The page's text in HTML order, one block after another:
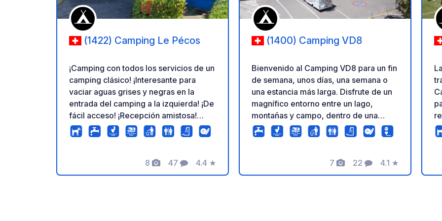
(1422) Camping Le Pécos
¡Camping con todos los servicios de un
camping clásico! ¡Interesante para
vaciar aguas grises y negras en la
entrada del camping a la izquierda! ¡De
fácil acceso! ¡Recepción amistosa!
¡Para simplemente drenar el agua,
debe hacerlo durante el horario de
¡Sin obligación de quedarse y máximo 1
hora!
8
Fotos
47
Comentarios
4.4
Calificación
★
(1400) Camping VD8
Bienvenido al Camping VD8 para un fin
de semana, unos días, una semana o
una estancia más larga. Disfrute de un
magnífico entorno entre un lago,
montañas y campo, dentro de una
reserva natural. Tanto si viaja solo, en
pareja, con amigos o en familia, podrá
actividades o simplemente relajarse en
nuestras playas de arena fina.
7
Fotos
22
Comentarios
4.1
Calificación
★